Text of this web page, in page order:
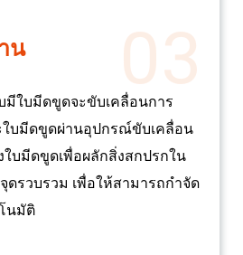
03
น
มีใบมีดขูดจะขับเคลื่อนการ
ใบมีดขูดผ่านอุปกรณ์ขับเคลื่อน
บมีดขูดเพื่อผลักสิ่งสกปรกใน
ดรวบรวม เพื่อให้สามารถกำจัด
นมัติ